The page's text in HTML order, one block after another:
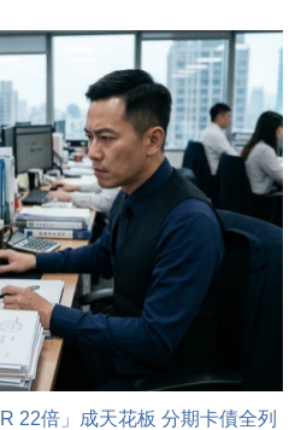
22倍」成天花板 分期卡債全列